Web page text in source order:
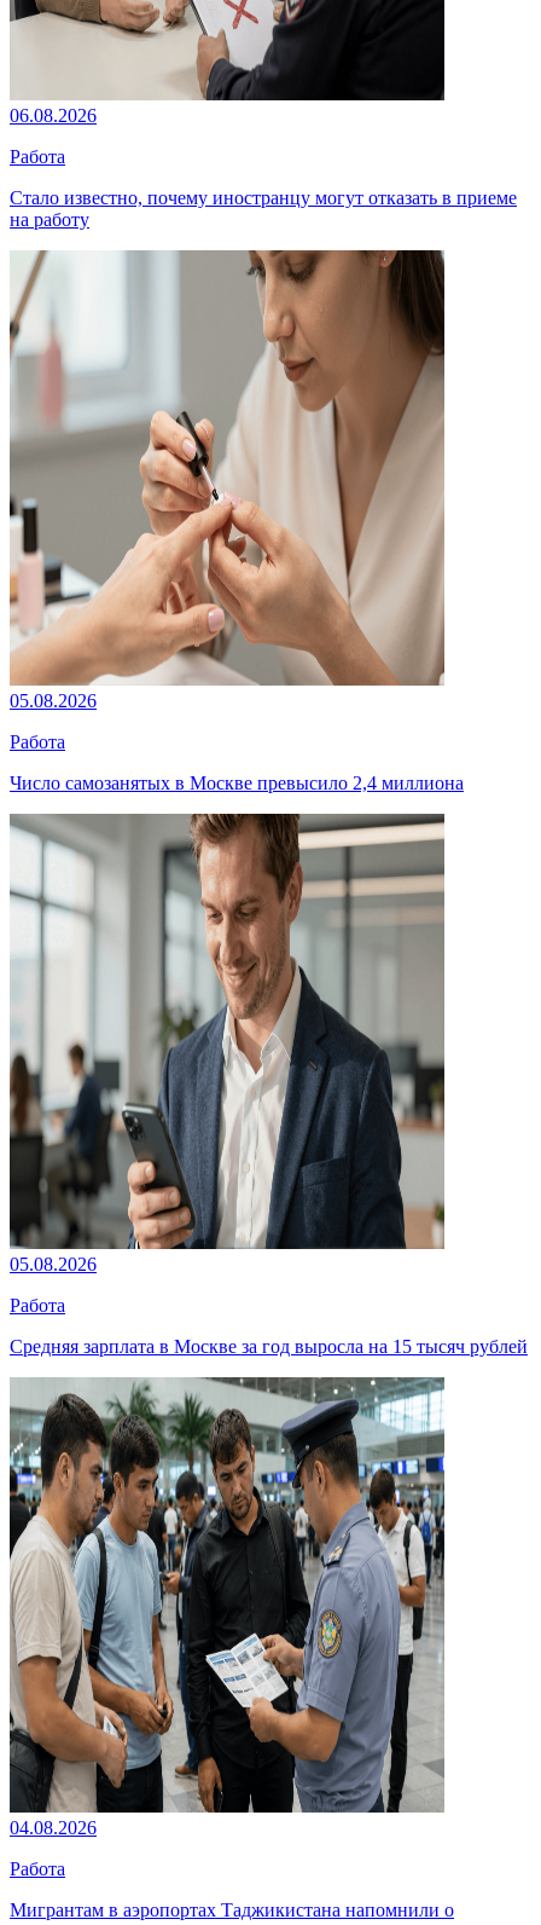
06.08.2026
Работа
Стало известно, почему иностранцу могут отказать в приеме
на работу
05.08.2026
Работа
Число самозанятых в Москве превысило 2,4 миллиона
05.08.2026
Работа
Средняя зарплата в Москве за год выросла на 15 тысяч рублей
04.08.2026
Работа
Мигрантам в аэропортах Таджикистана напомнили о